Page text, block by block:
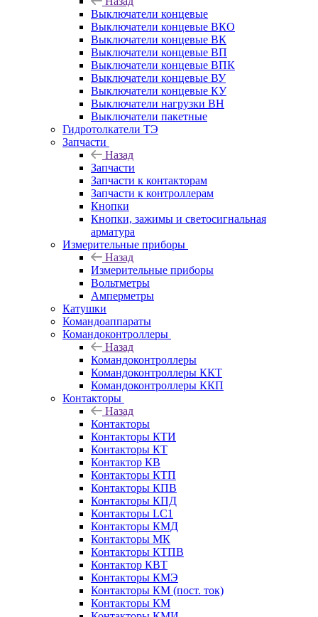
Выключатели концевые
Выключатели концевые ВКО
Выключатели концевые ВК
Выключатели концевые ВП
Выключатели концевые ВПК
Выключатели концевые ВУ
Выключатели концевые КУ
Выключатели нагрузки ВН
Выключатели пакетные
Гидротолкатели ТЭ
Запчасти
Назад
Запчасти
Запчасти к контакторам
Запчасти к контроллерам
Кнопки
Кнопки, зажимы и светосигнальная
арматура
Измерительные приборы
Назад
Измерительные приборы
Вольтметры
Амперметры
Катушки
Командоаппараты
Командоконтроллеры
Назад
Командоконтроллеры
Командоконтроллеры ККТ
Командоконтроллеры ККП
Контакторы
Назад
Контакторы
Контакторы КТИ
Контакторы КТ
Контактор КВ
Контакторы КТП
Контакторы КПВ
Контакторы КПД
Контакторы LC1
Контакторы КМД
Контакторы МК
Контакторы КТПВ
Контактор КВТ
Контакторы КМЭ
Контакторы КМ (пост. ток)
Контакторы КМ